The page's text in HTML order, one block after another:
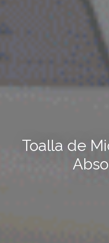
Toalla de